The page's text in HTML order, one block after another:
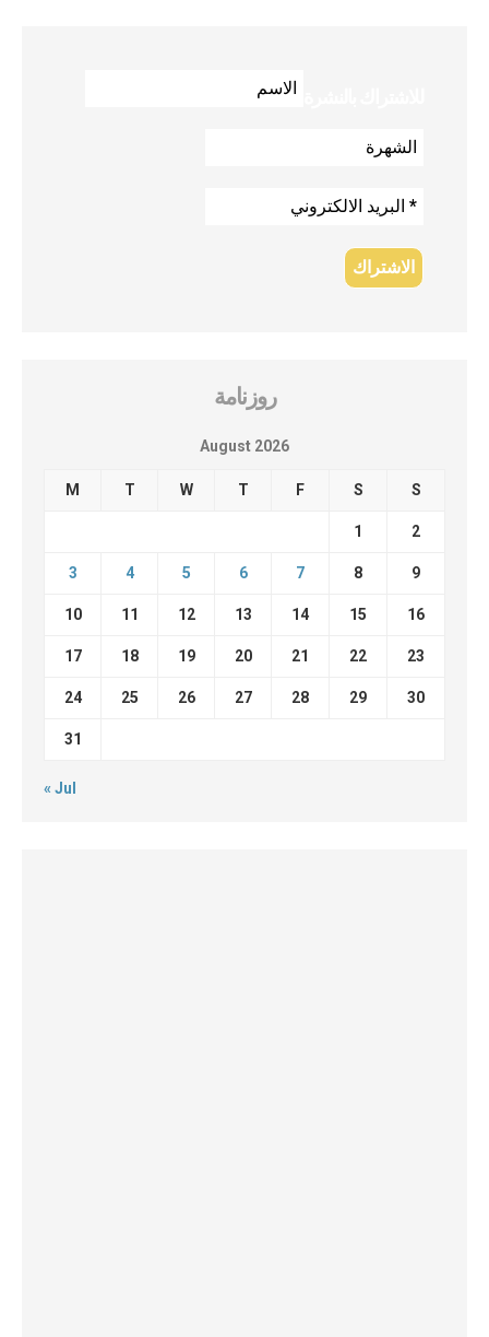
روزنامة
August 2026
M T W T F S S
1 2
3 4 5 6 7 8 9
10 11 12 13 14 15 16
17 18 19 20 21 22 23
24 25 26 27 28 29 30
31
« Jul